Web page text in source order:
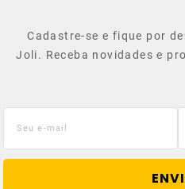
Cadastre-se e fique por
Joli. Receba novidades e